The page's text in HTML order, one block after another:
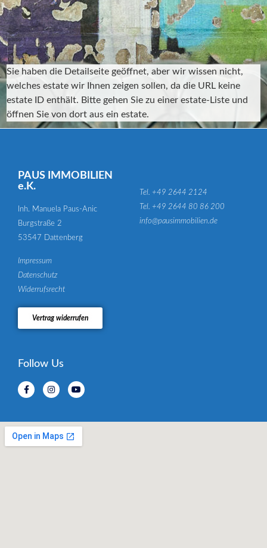
Sie haben die Detailseite geöffnet, aber wir wissen nicht,
welches estate wir Ihnen zeigen sollen, da die URL keine
estate ID enthält. Bitte gehen Sie zu einer estate-Liste und
öffnen Sie von dort aus ein estate.
PAUS IMMOBILIEN
e.K.
Inh. Manuela Paus-Anic
Burgstraße 2
53547 Dattenberg
Tel. +49 2644 2124
Tel. +49 2644 80 86 200
info@pausimmobilien.de
Impressum
Datenschutz
Widerrufsrecht
Vertrag widerrufen
Follow Us